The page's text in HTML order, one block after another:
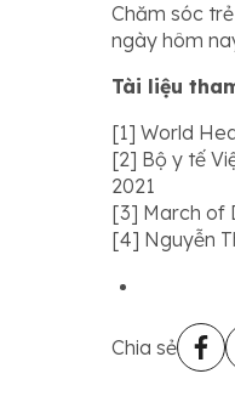
Chăm sóc
ngày hôm
Tài liệu
[1] World
[2] Bộ y tế
2021
[3] March of
[4] Nguyễn
Chia sẻ